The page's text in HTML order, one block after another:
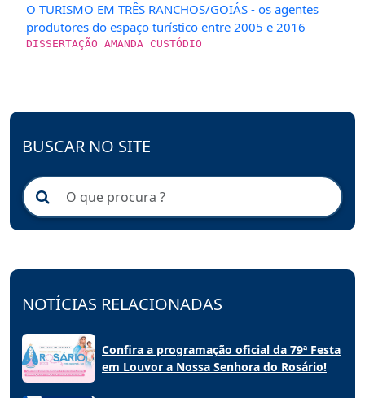
O TURISMO EM TRÊS RANCHOS/GOIÁS - os agentes
produtores do espaço turístico entre 2005 e 2016
DISSERTAÇÃO AMANDA CUSTÓDIO
BUSCAR NO SITE
NOTÍCIAS RELACIONADAS
Confira a programação oficial da 79ª Festa
em Louvor a Nossa Senhora do Rosário!